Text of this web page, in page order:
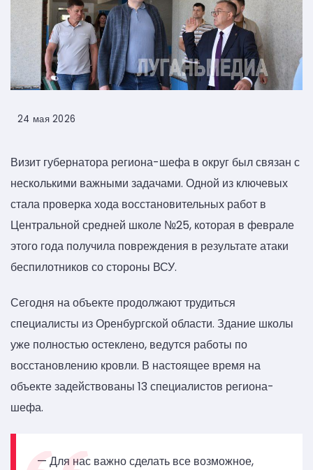
24 мая 2026
Визит губернатора региона-шефа в округ был связан с
несколькими важными задачами. Одной из ключевых
стала проверка хода восстановительных работ в
Центральной средней школе №25, которая в феврале
этого года получила повреждения в результате атаки
беспилотников со стороны ВСУ.
Сегодня на объекте продолжают трудиться
специалисты из Оренбургской области. Здание школы
уже полностью остеклено, ведутся работы по
восстановлению кровли. В настоящее время на
объекте задействованы 13 специалистов региона-
шефа.
— Для нас важно сделать все возможное,